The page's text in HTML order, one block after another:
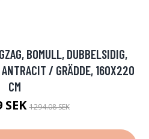
BOMULL, DUBBELSIDIG,
/ GRÄDDE, 160X220
CM
SEK1294.08 SEK